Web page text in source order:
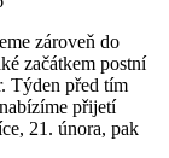
zároveň do
začátkem postní
Týden před tím
přijetí
21. února, pak